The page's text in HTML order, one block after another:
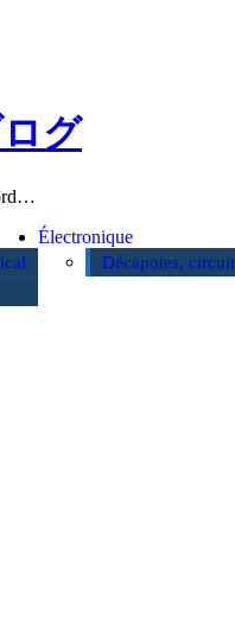
グ
Électronique
Décapotes,